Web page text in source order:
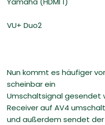
VU+ Duo2
Nun kommt es häufiger
scheinbar ein
Umschaltsignal gesendet
Receiver auf AV4
und außerdem sendet der